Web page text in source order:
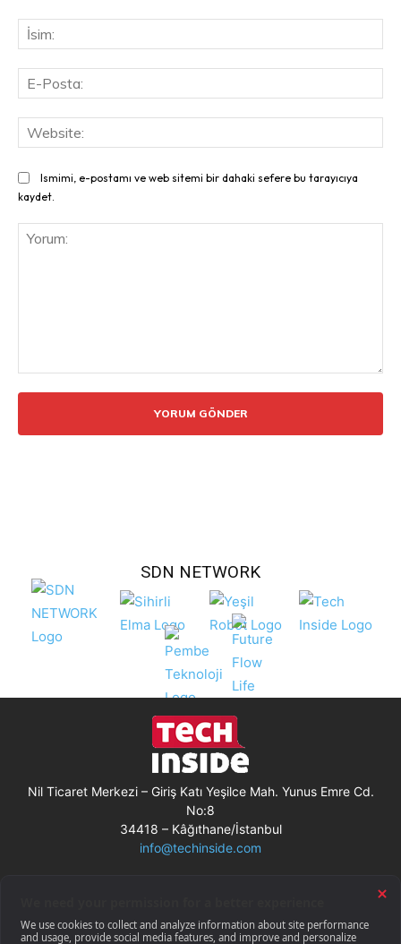
Ismimi, e-postamı ve web sitemi bir dahaki sefere bu tarayıcıya
kaydet.
SDN NETWORK
Nil Ticaret Merkezi – Giriş Katı Yeşilce Mah. Yunus Emre Cd.
No:8
34418 – Kâğıthane/İstanbul
info@techinside.com
Gizlilik Bildirimi
RSS